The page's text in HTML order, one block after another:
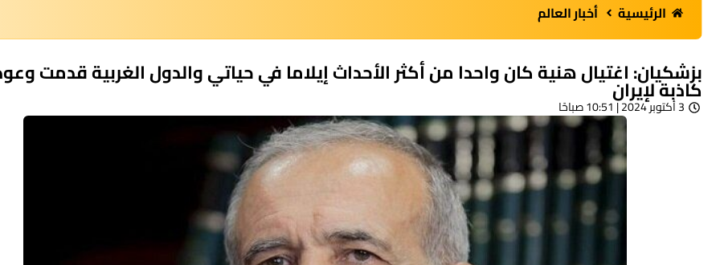
الرئيسية أخبار العالم
بزشكيان: اغتيال هنية كان واحدا من أكثر الأحداث إيلاما في حياتي والدول الغربية قدمت
كاذبة لإيران
3 أكتوبر 2024 | 10:51 صباحًا